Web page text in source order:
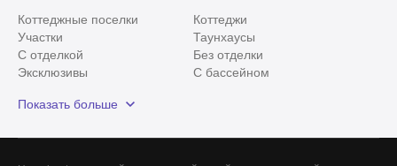
Коттеджные поселки
Коттеджи
Участки
Таунхаусы
С отделкой
Без отделки
Эксклюзивы
С бассейном
Красногорский район
Показать больше